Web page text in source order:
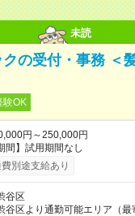
未読
の受付・事務 ＜
験OK
円～250,000円
間】試用期間なし
別途支給あり
谷区
谷区より通勤可能エリア（